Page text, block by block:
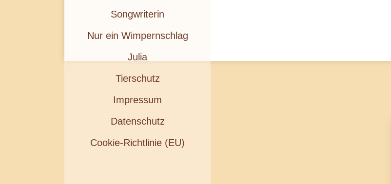
Songwriterin
Nur ein Wimpernschlag
Julia
Tierschutz
Impressum
Datenschutz
Cookie-Richtlinie (EU)